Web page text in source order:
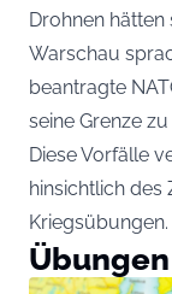
Drohnen
Warschau
beantragte
seine Grenze
Diese Vorfälle
hinsichtlich des
Kriegsübungen.